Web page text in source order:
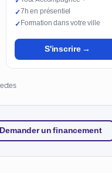
✓7h en présentiel
✓Formation dans votre ville
S'inscrire →
Demander un financement